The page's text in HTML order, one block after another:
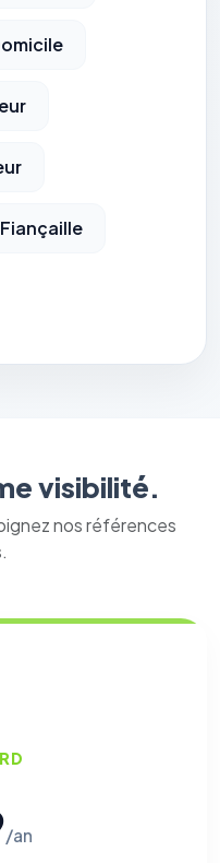
Fiançaille
visibilité.
nos références
/an